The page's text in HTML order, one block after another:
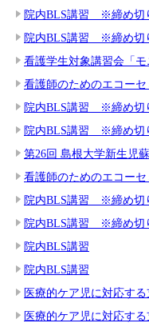
院内BLS講習 ※締め切
院内BLS講習 ※締め切
看護学生対象講習会「モ
看護師のためのエコーセ
院内BLS講習 ※締め切
院内BLS講習 ※締め切
第26回 島根大学新生児
看護師のためのエコーセ
院内BLS講習 ※締め切
院内BLS講習 ※締め切
院内BLS講習
院内BLS講習
医療的ケア児に対応す
医療的ケア児に対応す